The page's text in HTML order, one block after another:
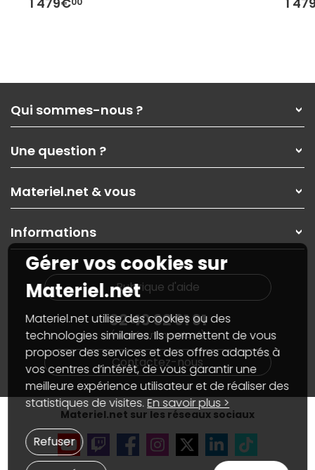
Qui sommes-nous ?
Nos services
Les magasins Materiel.net
Nos solutions pour les pros
Contactez-nous
Une question ?
Paiement, livraison
Garanties,Pack Zen
SAV, demander un retour
Informations
Guides d'achats et tutoriels
Materiel.net & vous
On rachète votre carte graphique
PC sur mesure : Votre RDV personnalisé
Notre démarche écologique
Materiel.net recrute
Notre programme d'affiliation
Partenariat & Sponsoring
Informations
Plan du site
Nos marques
Conditions générales de vente
Informations légales
Données personnellesetcookies
Gérer vos cookies
Accessibilité : non conforme
Rubrique d'aide
02 40 92 91 91
(numéro non surtaxé)
Contactez-nous
Materiel.net sur les réseaux sociaux
Gérer vos cookies sur
Materiel.net
Materiel.net utilise des cookies ou des
technologies similaires. Ils permettent de vous
proposer des services et des offres adaptés à
vos centres d’intérêt, de vous garantir une
meilleure expérience utilisateur et de réaliser des
statistiques de visites.En savoir plus >
Refuser